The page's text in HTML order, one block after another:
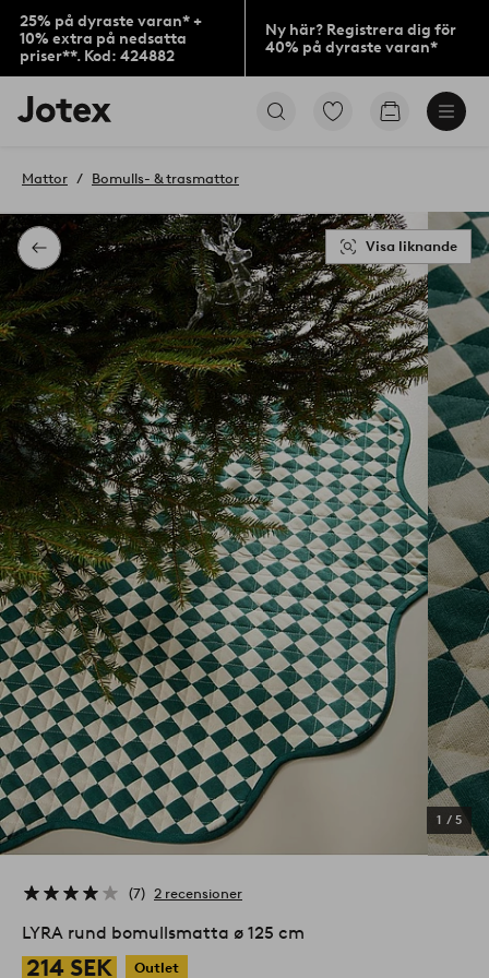
25% på dyraste varan* +
10% extra på nedsatta
priser**. Kod: 424882
Ny här? Registrera dig för
40% på dyraste varan*
Jotex
logotyp
till
Gå
Gå
Tillbaka
Mattor Bomulls- & trasmattor
1 / 5
Visa liknande
7 2 recensioner
LYRA rund bomullsmatta ø 125 cm
214 SEK Outlet